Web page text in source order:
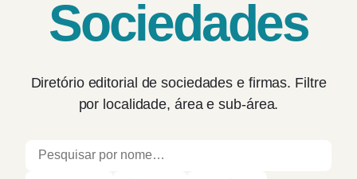
Sociedades
Diretório editorial de sociedades e firmas. Filtre
por localidade, área e sub-área.